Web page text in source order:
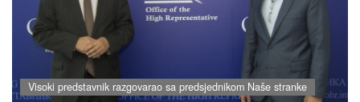
Visoki predstavnik razgovarao sa predsjednikom Naše stranke